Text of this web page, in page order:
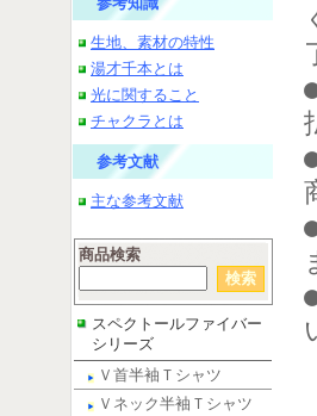
生地、素材の特性
湯才千本とは
光に関すること
チャクラとは
参考文献
主な参考文献
商品検索
スペクトールファイバー
シリーズ
Ｖ首半袖Ｔシャツ
Ｖネック半袖Ｔシャツ